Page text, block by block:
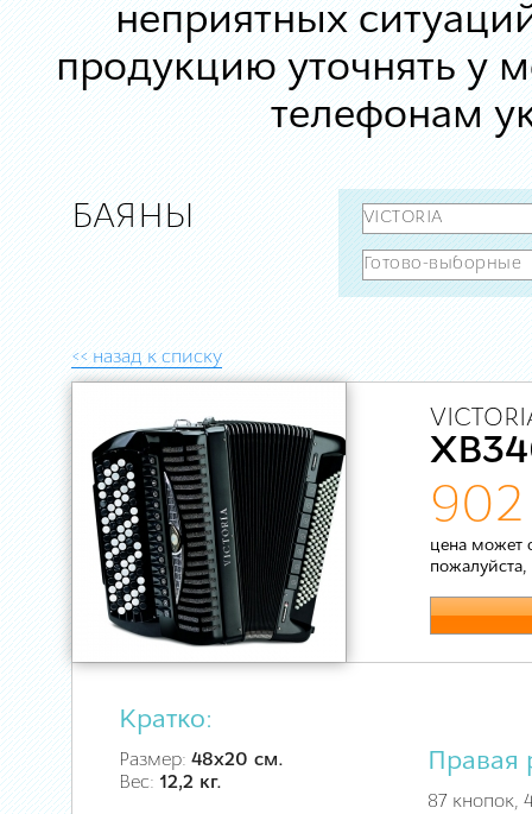
неприятных
продукцию уточнять у
телефонам
БАЯНЫ
<< назад к списку
902
цена может
пожалуйста,
Кратко:
Размер: 48х20 см.
Вес: 12,2 кг.
Правая
87 кнопок,